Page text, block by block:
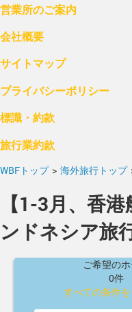
営業所のご案内
会社概要
サイトマップ
プライバシーポリシー
標識・約款
旅行業約款
WBFトップ > 海外旅行トップ
【1-3月、香
ンドネシア旅
ご希望の
0件
すべての条件